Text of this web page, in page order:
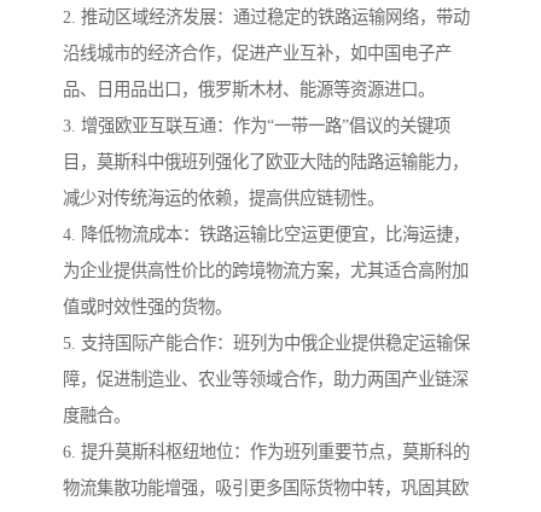
2. 推动区域经济发展：通过稳定的铁路运输网络，带动
沿线城市的经济合作，促进产业互补，如中国电子产
品、日用品出口，俄罗斯木材、能源等资源进口。
3. 增强欧亚互联互通：作为“一带一路”倡议的关键项
目，莫斯科中俄班列强化了欧亚大陆的陆路运输能力，
减少对传统海运的依赖，提高供应链韧性。
4. 降低物流成本：铁路运输比空运更便宜，比海运捷，
为企业提供高性价比的跨境物流方案，尤其适合高附加
值或时效性强的货物。
5. 支持国际产能合作：班列为中俄企业提供稳定运输保
障，促进制造业、农业等领域合作，助力两国产业链深
度融合。
6. 提升莫斯科枢纽地位：作为班列重要节点，莫斯科的
物流集散功能增强，吸引更多国际货物中转，巩固其欧